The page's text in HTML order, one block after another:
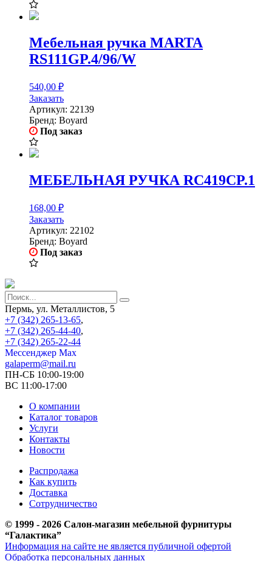
Мебельная ручка MARTA
RS111GP.4/96/W
540,00 ₽
Заказать
Артикул: 22139
Бренд: Boyard
Под заказ
МЕБЕЛЬНАЯ РУЧКА RC419CP.1
168,00 ₽
Заказать
Артикул: 22102
Бренд: Boyard
Под заказ
Пермь, ул. Металлистов, 5
+7 (342) 265-13-65,
+7 (342) 265-44-40,
+7 (342) 265-22-44
Мессенджер Мах
galaperm@mail.ru
ПН-СБ 10:00-19:00
ВС 11:00-17:00
О компании
Каталог товаров
Услуги
Контакты
Новости
Распродажа
Как купить
Доставка
Сотрудничество
© 1999 - 2026 Салон-магазин мебельной фурнитуры
“Галактика”
Информация на сайте не является публичной офертой
Обработка персональных данных